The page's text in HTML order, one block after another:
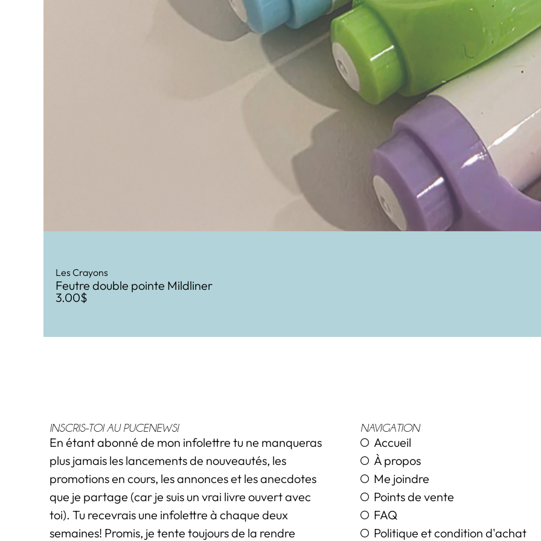
Les Crayons
Feutre double pointe Mildliner
3.00$
INSCRIS-TOI AU PUCENEWS!
En étant abonné de mon infolettre tu ne manqueras
plus jamais les lancements de nouveautés, les
promotions en cours, les annonces et les anecdotes
que je partage (car je suis un vrai livre ouvert avec
toi). Tu recevrais une infolettre à chaque deux
semaines! Promis, je tente toujours de la rendre
NAVIGATION
Accueil
À propos
Me joindre
Points de vente
FAQ
Politique et condition d'achat